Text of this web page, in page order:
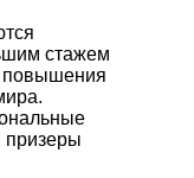
стажем
повышения
призеры